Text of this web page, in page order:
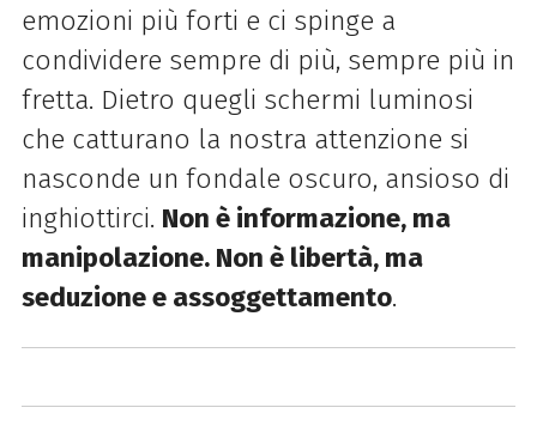
emozioni più forti e ci spinge a
condividere sempre di più, sempre più in
fretta. Dietro quegli schermi luminosi
che catturano la nostra attenzione si
nasconde un fondale oscuro, ansioso di
inghiottirci. Non è informazione, ma
manipolazione. Non è libertà, ma
seduzione e assoggettamento.